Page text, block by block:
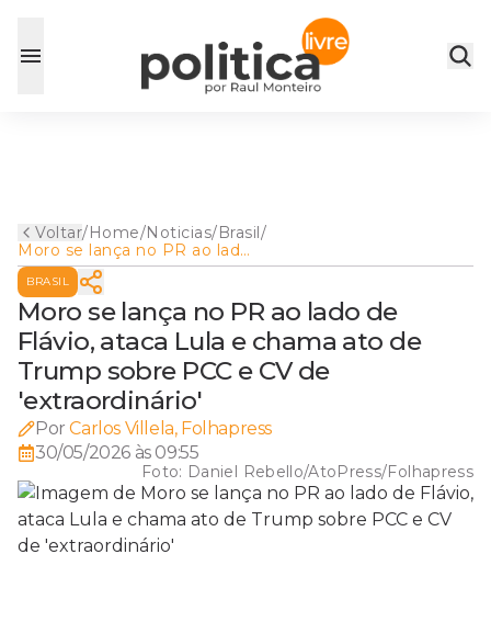
Voltar/Home/Noticias/Brasil/
Moro se lança no PR ao lado
de Flávio, ataca Lula e chama
ato de Trump sobre PCC e
CV de 'extraordinário'
BRASIL
Moro se lança no PR ao lado de
Flávio, ataca Lula e chama ato de
Trump sobre PCC e CV de
'extraordinário'
Por Carlos Villela, Folhapress
30/05/2026 às 09:55
Foto: Daniel Rebello/AtoPress/Folhapress